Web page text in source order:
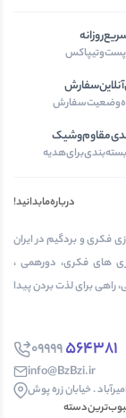
درباره‌مابدانید!
فکری و بردگیم در ایران
های فکری، دورهمی ،
راهی برای لذت بردن پیدا
564381
09999
info@BzBzi.ir
. خیابان زره پوش